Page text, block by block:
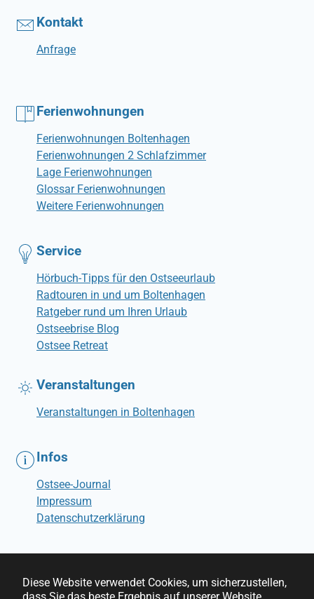
Diese Website verwendet Cookies, um sicherzustellen,
Kontakt
Anfrage
Ferienwohnungen
Ferienwohnungen Boltenhagen
Ferienwohnungen 2 Schlafzimmer
Lage Ferienwohnungen
Glossar Ferienwohnungen
Weitere Ferienwohnungen
Service
Hörbuch-Tipps für den Ostseeurlaub
Radtouren in und um Boltenhagen
Ratgeber rund um Ihren Urlaub
Ostseebrise Blog
Ostsee Retreat
Veranstaltungen
Veranstaltungen in Boltenhagen
Infos
Ostsee-Journal
Impressum
Datenschutzerklärung